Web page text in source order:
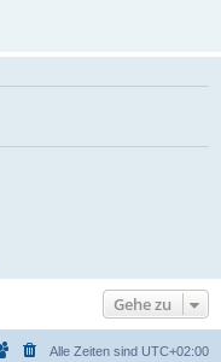
Gehe zu
Alle Zeiten sind UTC+02:00